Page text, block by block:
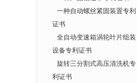
一种自动螺丝紧固装置专利
证书
全自动变速箱涡轮叶片组装
设备专利证书
旋转三分割式高压清洗机专
利证书